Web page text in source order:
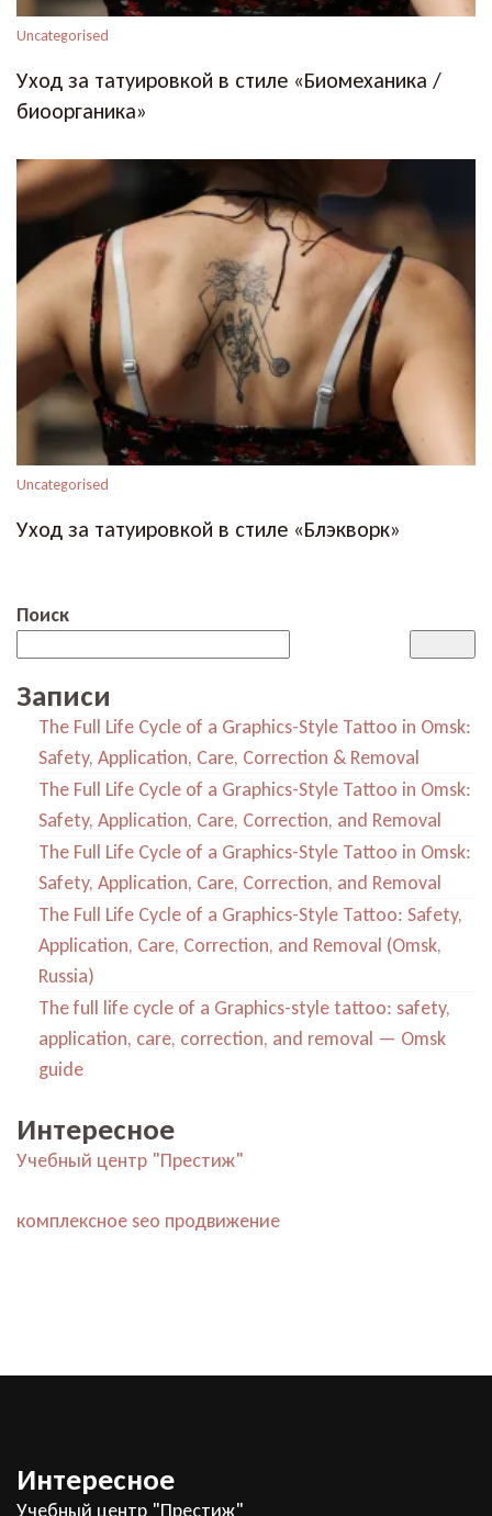
Uncategorised
Уход за татуировкой в стиле «Биомеханика /
биоорганика»
Uncategorised
Уход за татуировкой в стиле «Блэкворк»
Поиск
Записи
The Full Life Cycle of a Graphics-Style Tattoo in Omsk:
Safety, Application, Care, Correction & Removal
The Full Life Cycle of a Graphics-Style Tattoo in Omsk:
Safety, Application, Care, Correction, and Removal
The Full Life Cycle of a Graphics-Style Tattoo in Omsk:
Safety, Application, Care, Correction, and Removal
The Full Life Cycle of a Graphics-Style Tattoo: Safety,
Application, Care, Correction, and Removal (Omsk,
Russia)
The full life cycle of a Graphics-style tattoo: safety,
application, care, correction, and removal — Omsk
guide
Интересное
Учебный центр "Престиж"
комплексное seo продвижение
Интересное
Учебный центр "Престиж"